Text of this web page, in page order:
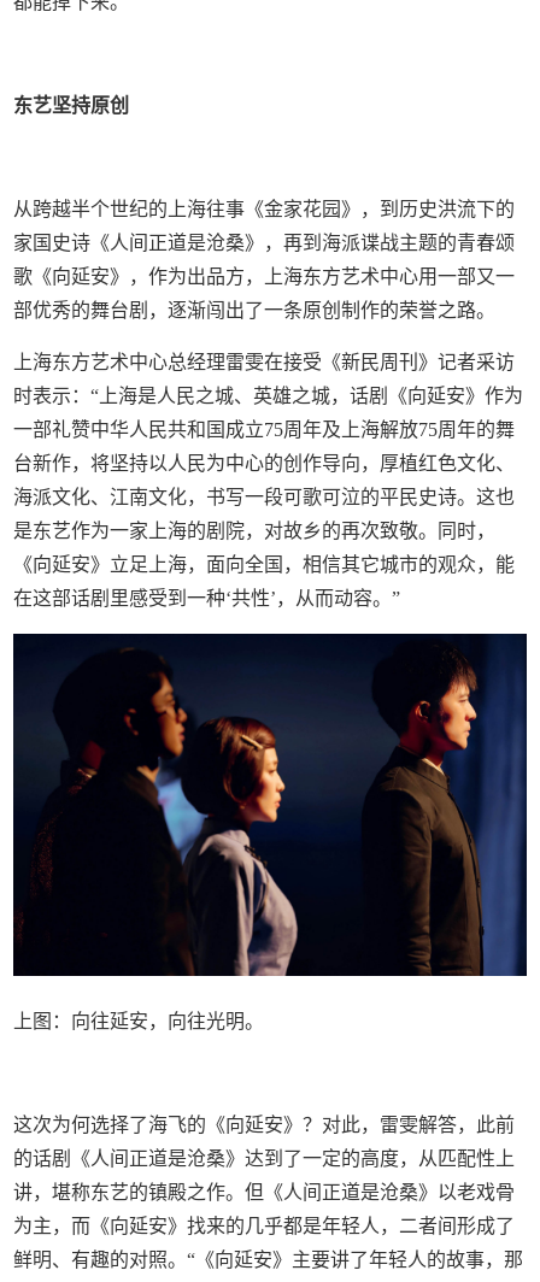
东艺坚持原创
从跨越半个世纪的上海往事《金家花园》，到历史洪流下的
家国史诗《人间正道是沧桑》，再到海派谍战主题的青春颂
歌《向延安》，作为出品方，上海东方艺术中心用一部又一
部优秀的舞台剧，逐渐闯出了一条原创制作的荣誉之路。
上海东方艺术中心总经理雷雯在接受《新民周刊》记者采访
时表示：“上海是人民之城、英雄之城，话剧《向延安》作为
一部礼赞中华人民共和国成立75周年及上海解放75周年的舞
台新作，将坚持以人民为中心的创作导向，厚植红色文化、
海派文化、江南文化，书写一段可歌可泣的平民史诗。这也
是东艺作为一家上海的剧院，对故乡的再次致敬。同时，
《向延安》立足上海，面向全国，相信其它城市的观众，能
在这部话剧里感受到一种‘共性’，从而动容。”
上图：向往延安，向往光明。
这次为何选择了海飞的《向延安》？对此，雷雯解答，此前
的话剧《人间正道是沧桑》达到了一定的高度，从匹配性上
讲，堪称东艺的镇殿之作。但《人间正道是沧桑》以老戏骨
为主，而《向延安》找来的几乎都是年轻人，二者间形成了
鲜明、有趣的对照。“《向延安》主要讲了年轻人的故事，那